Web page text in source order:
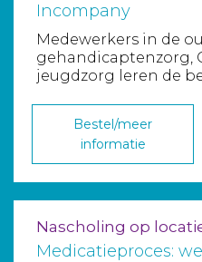
Incompany
Medewerkers in de
gehandicaptenzorg,
jeugdzorg leren de
Bestel/meer
informatie
Nascholing op
Medicatieproces: